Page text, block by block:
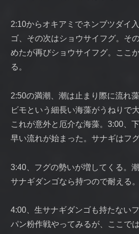
2:10からオキアミでネンブツダイ
ゴ、その次はショウサイフグ。そ
めたが再びショウサイフグ。ここ
る。
2:50の満潮、潮は止まり際に流れ
ビモという細長い海藻がうねりで
これが意外と厄介な海藻。3:00、
早い流れが始まった。サナギはフ
3:40、フグの勢いが増してくる。
サナギダンゴなら持つので耐える。
4:00、生サナギダンゴも持たない
パン粉作戦やってみるが、ここで